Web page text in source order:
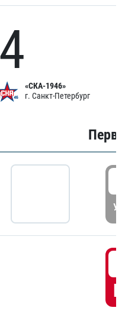
«СКА-1946»
г. Санкт-Петербург